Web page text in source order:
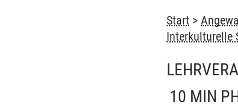
Start >
Interkulturelle
10 MIN